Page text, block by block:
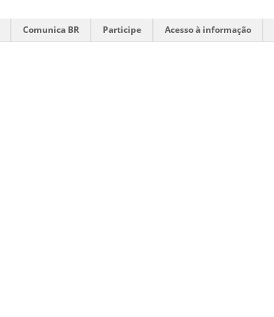
Comunica BR Participe Acesso à informação